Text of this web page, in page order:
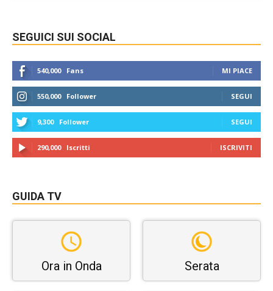
SEGUICI SUI SOCIAL
540,000 Fans MI PIACE
550,000 Follower SEGUI
9,300 Follower SEGUI
290,000 Iscritti ISCRIVITI
GUIDA TV
Ora in Onda Serata